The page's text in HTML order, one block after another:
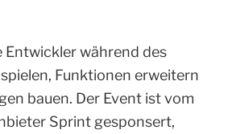
Entwickler während des
Funktionen erweitern
bauen. Der Event ist vom
Sprint gesponsert,